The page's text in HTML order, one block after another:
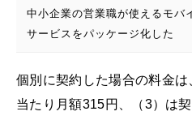
中小企業の営業職が使えるモバ
サービスをパッケージ化した
個別に契約した場合の料金
当たり月額315円、（3）は